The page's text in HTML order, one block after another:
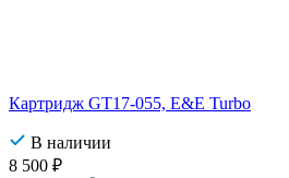
Картридж GT17-055, E&E Turbo
В наличии
8 500 ₽